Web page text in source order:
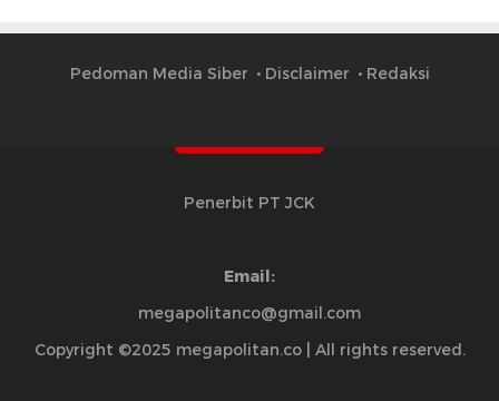
Pedoman Media Siber Disclaimer Redaksi
Penerbit PT JCK
Email:
megapolitanco@gmail.com
Copyright ©2025 megapolitan.co | All rights reserved.